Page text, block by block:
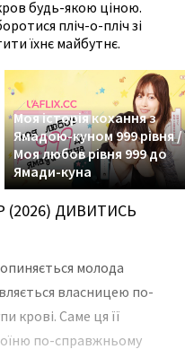
будь-якою ціною.
пліч-о-пліч зі
їхнє майбутнє.
Моя історія кохання з
Ямадою-куном 999 рівня /
Моя любов рівня 999 до
Ямади-куна
(2026) ДИВИТИСЬ
опиняється молода
власницею по-
крові. Саме ця її
по-справжньому